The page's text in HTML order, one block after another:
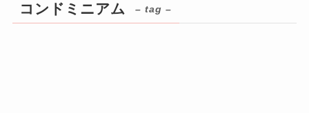
コンドミニアム – tag –